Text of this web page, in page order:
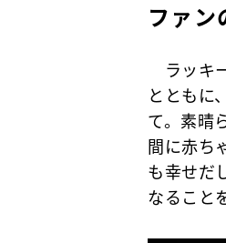
ファン
ラッキ
とともに
て。素晴
間に赤ち
も幸せだ
なること